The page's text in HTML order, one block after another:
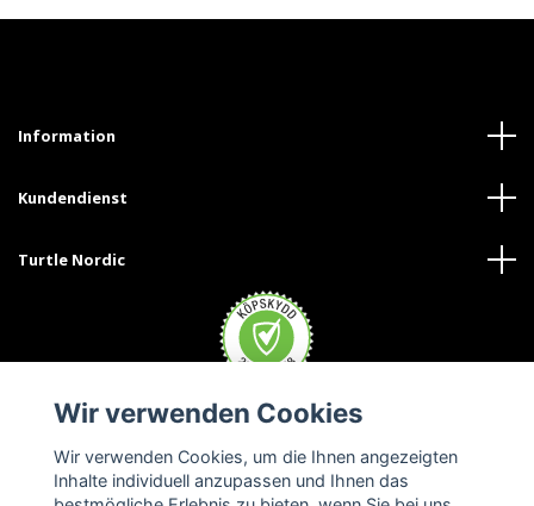
Information
Kundendienst
Turtle Nordic
Wir verwenden Cookies
Wir verwenden Cookies, um die Ihnen angezeigten
Inhalte individuell anzupassen und Ihnen das